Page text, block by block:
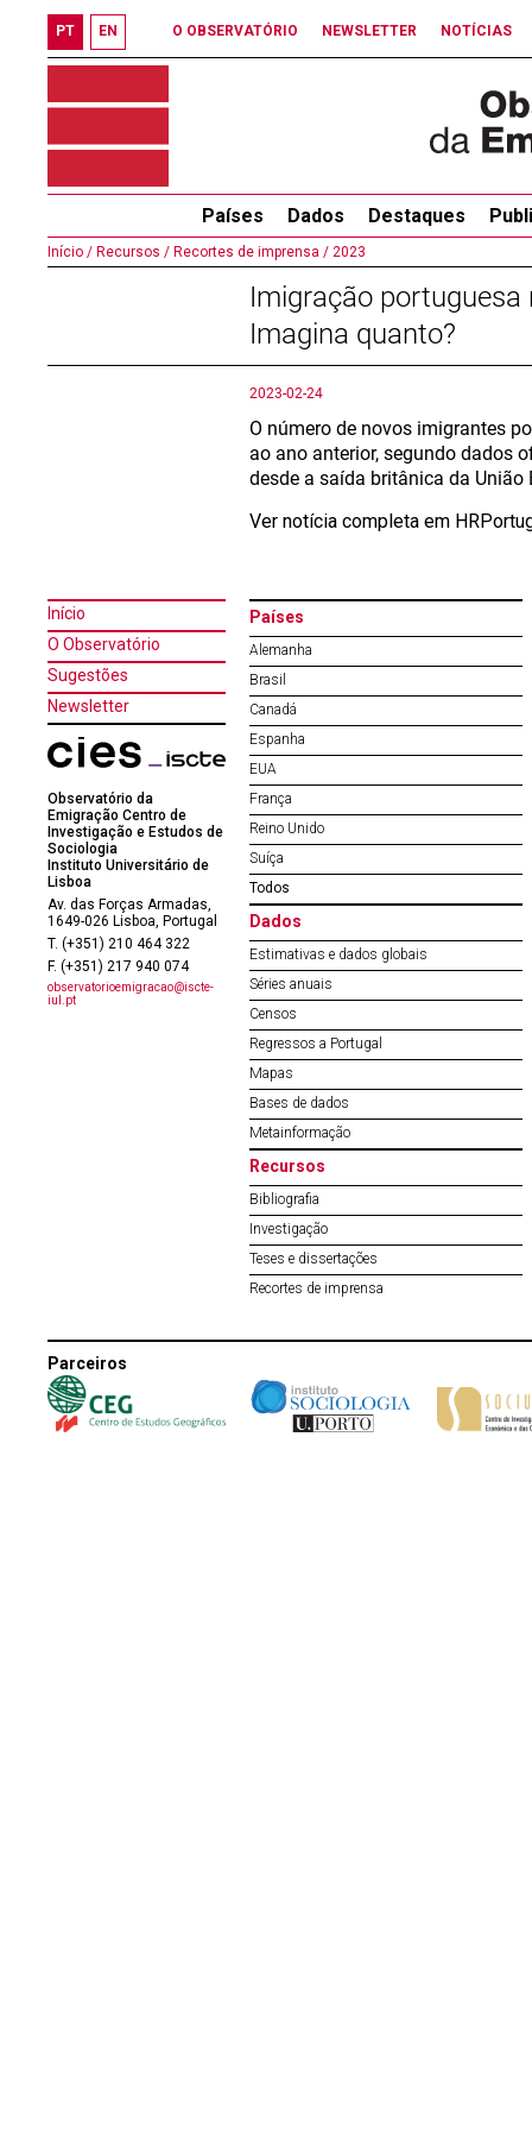
PT EN O OBSERVATÓRIO NEWSLETTER NOTÍCIAS
Países Dados Destaques
Início / Recursos / Recortes de imprensa / 2023
Imigração portuguesa
Imagina quanto?
2023-02-24
O número de novos imigrantes
ao ano anterior, segundo dados
desde a saída britânica da União
Ver notícia completa em
Início
O Observatório
Sugestões
Newsletter
Observatório da
Emigração Centro de
Investigação e Estudos de
Sociologia
Instituto Universitário de
Lisboa
Av. das Forças Armadas,
1649-026 Lisboa, Portugal
T. (+351) 210 464 322
F. (+351) 217 940 074
observatorioemigracao@iscte-
iul.pt
Países
Alemanha
Brasil
Canadá
Espanha
EUA
França
Reino Unido
Suíça
Todos
Dados
Estimativas e dados globais
Séries anuais
Censos
Regressos a Portugal
Mapas
Bases de dados
Metainformação
Recursos
Bibliografia
Investigação
Teses e dissertações
Recortes de imprensa
Parceiros